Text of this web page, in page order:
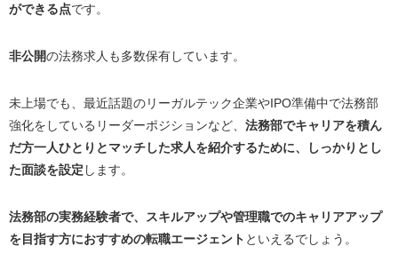
ができる点です。
非公開の法務求人も多数保有しています。
未上場でも、最近話題のリーガルテック企業やIPO準備中で法務部
強化をしているリーダーポジションなど、 法務部でキャリアを積ん
だ方一人ひとりとマッチした求人を紹介するために、しっかりとし
た面談を設定 します。
法務部の実務経験者で、スキルアップや管理職でのキャリアアップ
を目指す方におすすめの転職エージェント といえるでしょう。